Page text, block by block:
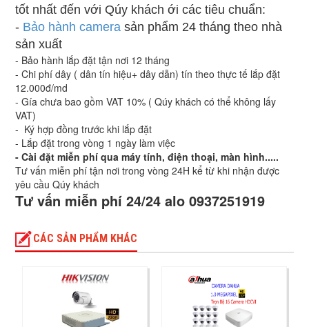
tốt nhất đến với Qúy khách ới các tiêu chuẩn:
- Bảo hành camera sản phẩm 24 tháng theo nhà
sản xuất
- Bảo hành lắp đặt tận nơi 12 tháng
- Chi phí dây ( dân tín hiệu+ dây dẫn) tín theo thực tế lắp đặt
12.000đ/md
- Gía chưa bao gồm VAT 10% ( Qúy khách có thể không lấy
VAT)
- Ký hợp đồng trước khi lắp đặt
- Lắp đặt trong vòng 1 ngày làm việc
- Cài đặt miễn phí qua máy tính, điện thoại, màn hình.....
Tư vấn miễn phí tận nơi trong vòng 24H kể từ khi nhận được
yêu cầu Qúy khách
Tư vấn miễn phí 24/24 alo 0937251919
CÁC SẢN PHẨM KHÁC